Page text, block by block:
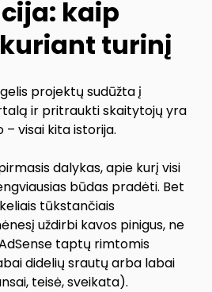
kaip
turinį
projektų sudūžta į
ir pritraukti skaitytojų yra
– visai kita istorija.
dalykas, apie kurį visi
būdas pradėti. Bet
tūkstančiais
uždirbi kavos pinigus, ne
taptų rimtomis
didelių srautų arba labai
teisė, sveikata).